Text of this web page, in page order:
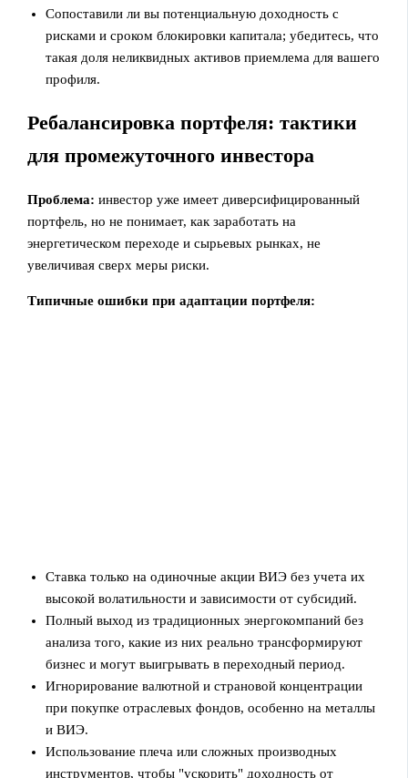
Сопоставили ли вы потенциальную доходность с
рисками и сроком блокировки капитала; убедитесь, что
такая доля неликвидных активов приемлема для вашего
профиля.
Ребалансировка портфеля: тактики
для промежуточного инвестора
Проблема: инвестор уже имеет диверсифицированный
портфель, но не понимает, как заработать на
энергетическом переходе и сырьевых рынках, не
увеличивая сверх меры риски.
Типичные ошибки при адаптации портфеля:
Ставка только на одиночные акции ВИЭ без учета их
высокой волатильности и зависимости от субсидий.
Полный выход из традиционных энергокомпаний без
анализа того, какие из них реально трансформируют
бизнес и могут выигрывать в переходный период.
Игнорирование валютной и страновой концентрации
при покупке отраслевых фондов, особенно на металлы
и ВИЭ.
Использование плеча или сложных производных
инструментов, чтобы "ускорить" доходность от